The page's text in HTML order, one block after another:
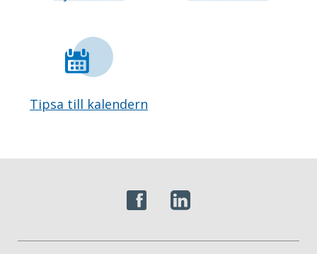
Tipsa till kalendern